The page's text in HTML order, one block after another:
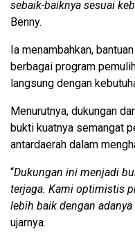
sebaik-baiknya sesuai
Benny.
Ia menambahkan,
berbagai program
langsung dengan
Menurutnya, dukungan
bukti kuatnya semangat
antardaerah dalam
“Dukungan ini menjadi
terjaga. Kami optimistis
lebih baik dengan
ujarnya.